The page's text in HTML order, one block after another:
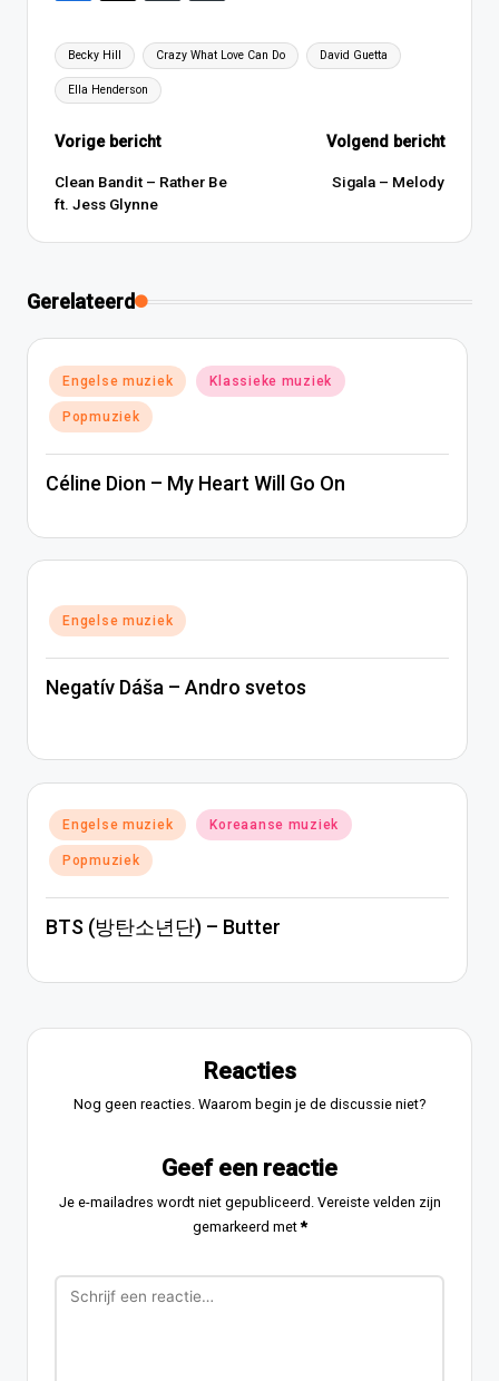
Tags:
Becky Hill Crazy What Love Can Do David Guetta
Ella Henderson
Bericht
navigatie
Vorige bericht
Clean Bandit – Rather Be
ft. Jess Glynne
Volgend bericht
Sigala – Melody
Gerelateerd
Geplaatst
in
Engelse muziek Klassieke muziek
Popmuziek
Céline Dion – My Heart Will Go On
Geplaatst
in
Engelse muziek
Negatív Dáša – Andro svetos
Geplaatst
in
Engelse muziek Koreaanse muziek
Popmuziek
BTS (방탄소년단) – Butter
Reacties
Nog geen reacties. Waarom begin je de discussie niet?
Geef een reactie
Je e-mailadres wordt niet gepubliceerd. Vereiste velden zijn
gemarkeerd met*